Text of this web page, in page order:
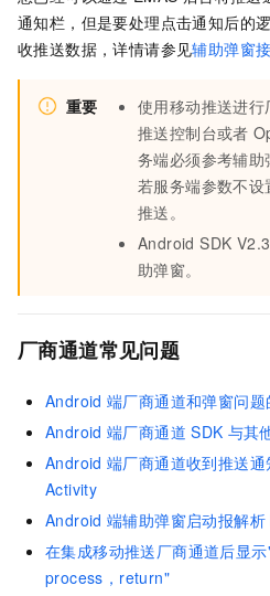
通知栏，但是要处理点击通知后的
收推送数据，详情请参见辅助弹窗
重要
使用移动推送进
推送控制台或者
务端必须参考辅助
若服务端参数不
推送。
Android SDK
助弹窗。
厂商通道常见问题
Android 端厂商通道和弹窗问
Android 端厂商通道 SDK 与其
Android 端厂商通道收到推送
Activity
Android 端辅助弹窗启动报解析
在集成移动推送厂商通道后显
process，return"